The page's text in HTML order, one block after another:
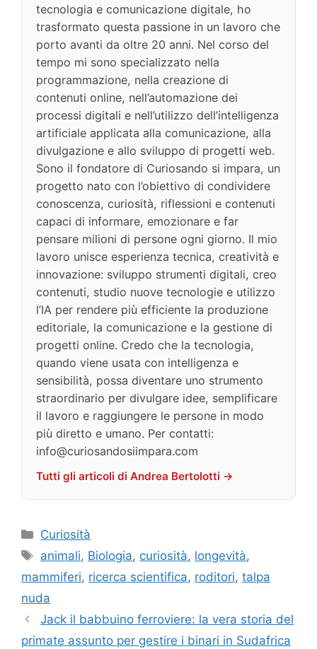
tecnologia e comunicazione digitale, ho
trasformato questa passione in un lavoro che
porto avanti da oltre 20 anni. Nel corso del
tempo mi sono specializzato nella
programmazione, nella creazione di
contenuti online, nell’automazione dei
processi digitali e nell’utilizzo dell’intelligenza
artificiale applicata alla comunicazione, alla
divulgazione e allo sviluppo di progetti web.
Sono il fondatore di Curiosando si impara, un
progetto nato con l’obiettivo di condividere
conoscenza, curiosità, riflessioni e contenuti
capaci di informare, emozionare e far
pensare milioni di persone ogni giorno. Il mio
lavoro unisce esperienza tecnica, creatività e
innovazione: sviluppo strumenti digitali, creo
contenuti, studio nuove tecnologie e utilizzo
l’IA per rendere più efficiente la produzione
editoriale, la comunicazione e la gestione di
progetti online. Credo che la tecnologia,
quando viene usata con intelligenza e
sensibilità, possa diventare uno strumento
straordinario per divulgare idee, semplificare
il lavoro e raggiungere le persone in modo
più diretto e umano. Per contatti:
info@curiosandosiimpara.com
Tutti gli articoli di Andrea Bertolotti →
Categorie
Curiosità
Tag
animali, Biologia, curiosità, longevità,
mammiferi, ricerca scientifica, roditori, talpa
nuda
Jack il babbuino ferroviere: la vera storia del
primate assunto per gestire i binari in Sudafrica